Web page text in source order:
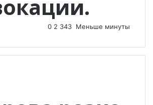
0 2 343 Меньше минуты